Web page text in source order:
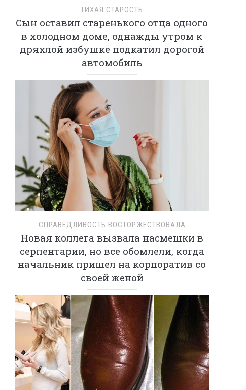
ТИХАЯ СТАРОСТЬ
Сын оставил старенького отца одного
в холодном доме, однажды утром к
дряхлой избушке подкатил дорогой
автомобиль
СПРАВЕДЛИВОСТЬ ВОСТОРЖЕСТВОВАЛА
Новая коллега вызвала насмешки в
серпентарии, но все обомлели, когда
начальник пришел на корпоратив со
своей женой